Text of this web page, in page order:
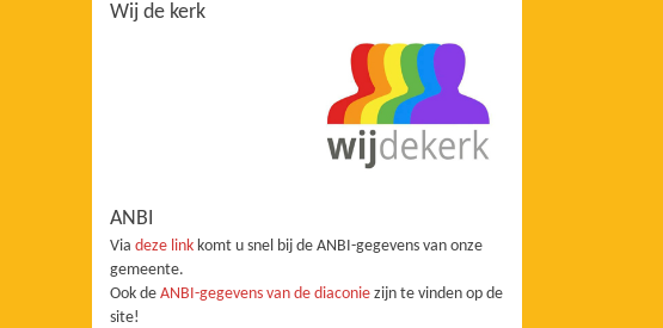
Wij de kerk
ANBI
Viadeze link komt u snel bij de ANBI-gegevens van onze
gemeente.
Ook deANBI-gegevens van de diaconiezijn te vinden op de
site!